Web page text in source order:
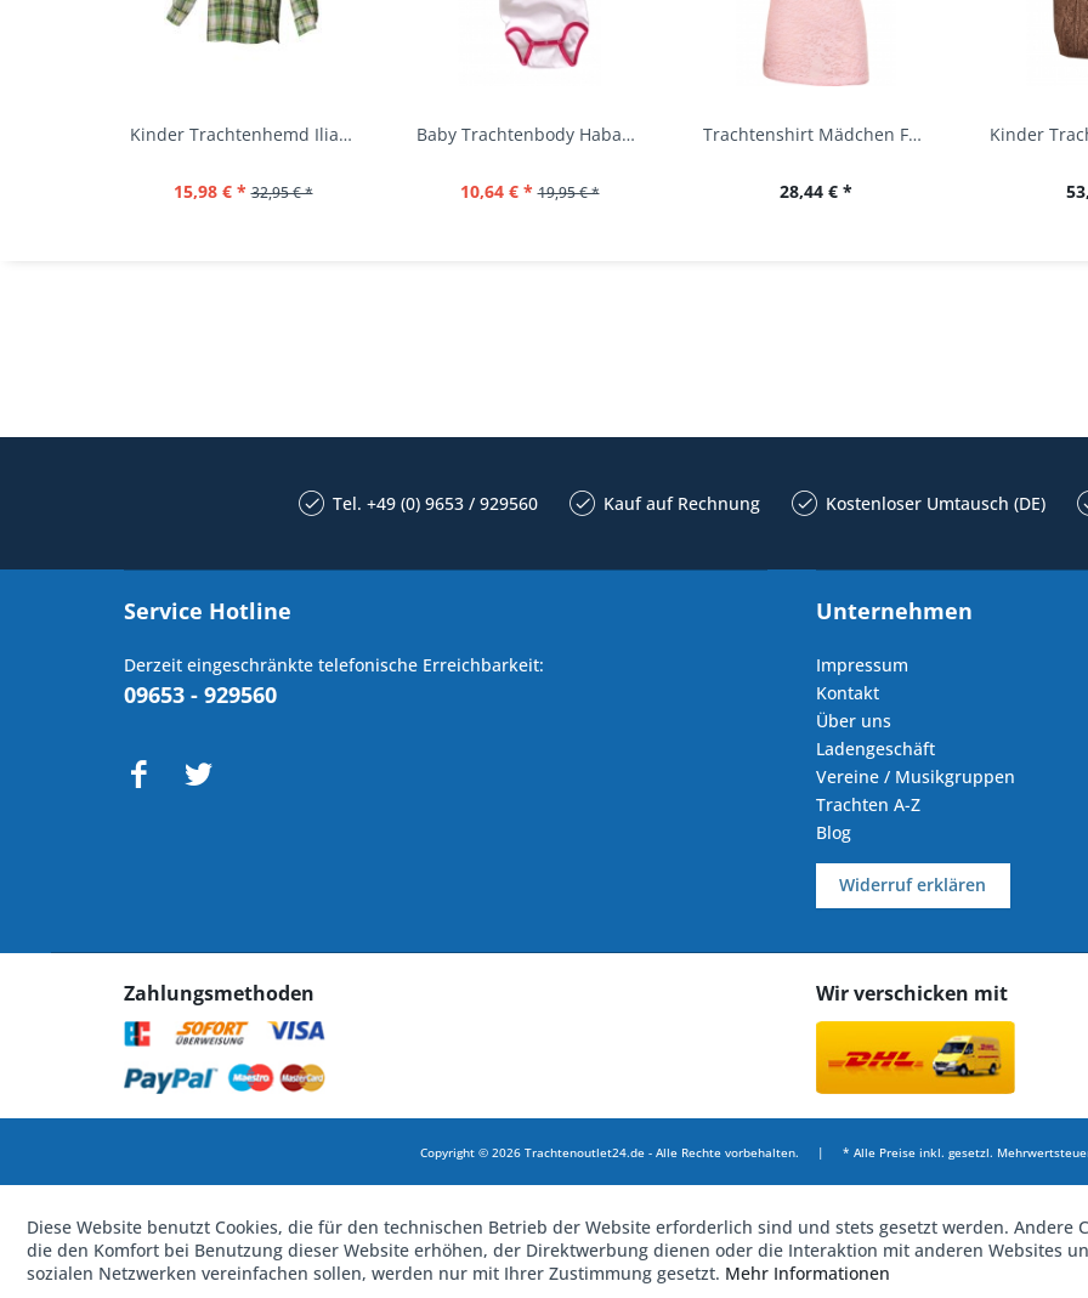
Kinder Trachtenhemd Ilias giftgrün langarm...
15,98 € * 32,95 € *
Baby Trachtenbody Habach weiß/pink Isar Trachten
10,64 € * 19,95 € *
Trachtenshirt Mädchen Feli Kids rosa orchidee...
28,44 € *
Tel. +49 (0) 9653 / 929560 Kauf auf Rechnung Kostenloser Umtausch (DE)
Service Hotline
Derzeit eingeschränkte telefonische Erreichbarkeit:
09653 - 929560
Unternehmen
Impressum
Kontakt
Über uns
Ladengeschäft
Vereine / Musikgruppen
Trachten A-Z
Blog
Widerruf erklären
Zahlungsmethoden Wir verschicken mit
Copyright © 2026 Trachtenoutlet24.de - Alle Rechte vorbehalten. | * Alle Preise inkl. gesetzl.
Diese Website benutzt Cookies, die für den technischen Betrieb der Website erforderlich sind und stets gesetzt werden. Andere
die den Komfort bei Benutzung dieser Website erhöhen, der Direktwerbung dienen oder die Interaktion mit anderen Websites
sozialen Netzwerken vereinfachen sollen, werden nur mit Ihrer Zustimmung gesetzt. Mehr Informationen